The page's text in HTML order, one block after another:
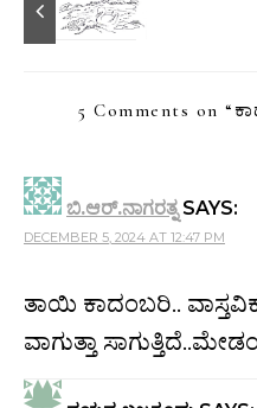
5 Comments on “
ಬಿ.ಆರ್.ನಾಗರತ್ನ SAYS:
DECEMBER 5, 2024 AT 12:47 PM
ತಾಯಿ ಕಾದಂಬರಿ..
ವಾಗುತ್ತಾ